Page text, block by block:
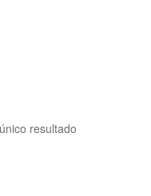
resultado